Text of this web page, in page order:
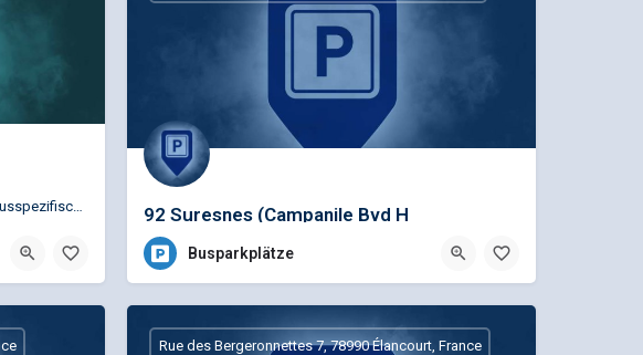
OMNIplus BusPort Trappes A.R.E.S. Service Busspezifische Reparaturen für die Marken Mercedes-Benz…
92 Suresnes (Campanile Bvd H
Sellier/Toléré/2pl
Busparkplätze
Rue des Bergeronnettes 7, 78990 Élancourt, France